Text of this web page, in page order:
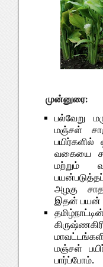
முன்னுரை:
பல்வேறு
மஞ்சள்
பயிர்களில்
வகையை
மற்றும்
அழகு
இதன் பயன்
மஞ்சள்
பார்ப்போம்.